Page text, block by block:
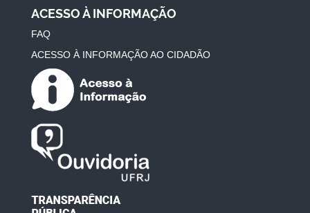
ACESSO À INFORMAÇÃO
FAQ
ACESSO À INFORMAÇÃO AO CIDADÃO